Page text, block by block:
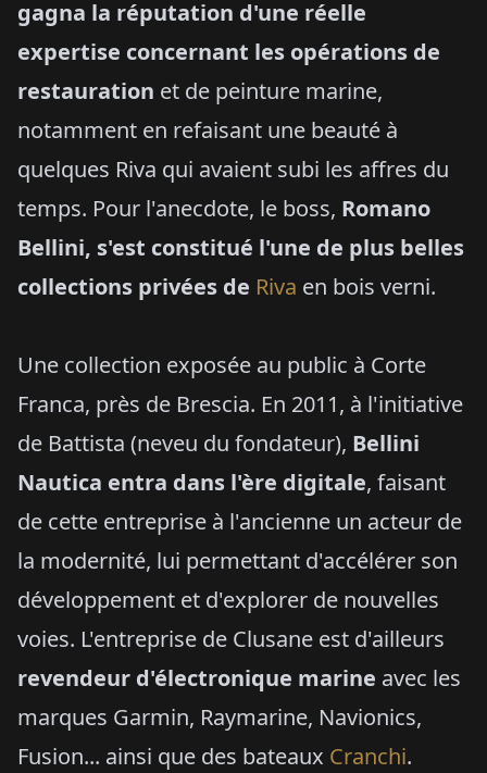
gagna la réputation d'une réelle
expertise concernant les opérations de
restauration et de peinture marine,
notamment en refaisant une beauté à
quelques Riva qui avaient subi les affres du
temps. Pour l'anecdote, le boss, Romano
Bellini, s'est constitué l'une de plus belles
collections privées de Riva en bois verni.
Une collection exposée au public à Corte
Franca, près de Brescia. En 2011, à l'initiative
de Battista (neveu du fondateur), Bellini
Nautica entra dans l'ère digitale, faisant
de cette entreprise à l'ancienne un acteur de
la modernité, lui permettant d'accélérer son
développement et d'explorer de nouvelles
voies. L'entreprise de Clusane est d'ailleurs
revendeur d'électronique marine avec les
marques Garmin, Raymarine, Navionics,
Fusion... ainsi que des bateaux Cranchi.